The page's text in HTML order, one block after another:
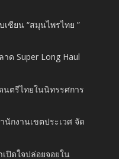
เซียน “สมุนไพรไทย ”
ด Super Long Haul
ตรีไทยในนิทรรศการ
กงานเขตประเวศ จัด
ปิดใจปล่อยจอยใน